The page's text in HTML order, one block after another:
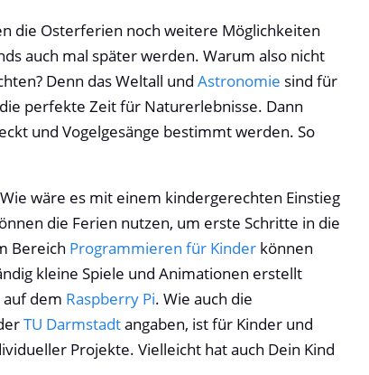
die Osterferien noch weitere Möglichkeiten
auch mal später werden. Warum also nicht
Denn das Weltall und Astronomie sind für
perfekte Zeit für Naturerlebnisse. Dann
und Vogelgesänge bestimmt werden. So
wäre es mit einem kindergerechten Einstieg
die Ferien nutzen, um erste Schritte in die
Bereich Programmieren für Kinder können
kleine Spiele und Animationen erstellt
dem Raspberry Pi. Wie auch die
TU Darmstadtangaben, ist für Kinder und
Projekte. Vielleicht hat auch Dein Kind